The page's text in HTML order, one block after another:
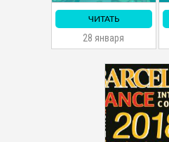
ЧИТАТЬ
28 января